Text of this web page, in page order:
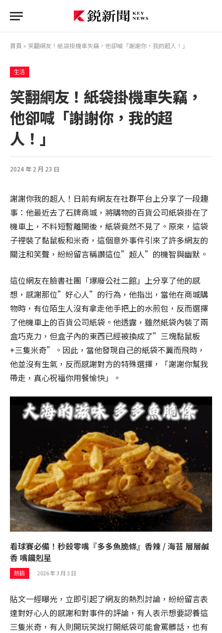
首頁 » 笑翻網友！紙袋掛機車失竊，他卻喊「謝謝你，我的超人！」
生活
笑翻網友！紙袋掛機車失竊，
他卻喊「謝謝你，我的超
人！」
2024 年 2 月 23 日
謝謝你我的超人！日前有網友在社群平台上分享了一段趣
事：他最近去了石牌商城，將購物的百貨公司紙袋掛在了
機車上，不料短暫離開後，紙袋竟然不見了。原來，這袋
子裡裝了黏鼠板和米奇，這個意外事件引來了許多網友的
關注和笑聲，紛紛留言稱讚這位”超人”的機智與幽默。
這位網友在臉書社團「爆廢公社二館」上分享了他的感
想，感謝那位”好心人”的行為，他指出，當他在商城購
物時，有位陌生人沒有拿走他手把上的水煎包，反而選擇
了他機車上的百貨公司紙袋。他透露，雖然紙袋內裝了兩
盒巧克力，但盒子內的東西已經被換成了”三塊黏鼠板
+三隻米奇”。因此，當他發現自己的紙袋不翼而飛時，
他並沒有生氣，反而感謝對方的特殊選擇，「謝謝你幫我
帶走，真心祝福你用餐愉快」。
看球賽必備！秒殺零嘴『多多魚脆條』香辣 / 海苔 層層鹹
香 嘴饞剋星
熱銷 2026 年 3 月 3 日
貼文一經曝光，立即引起了網友的熱烈討論，紛紛留言表
達對好心人的感謝和對事件的評論，有人表示想要認養這
三隻米奇，有人則開玩笑說打開紙袋可能會罵髒話，也有